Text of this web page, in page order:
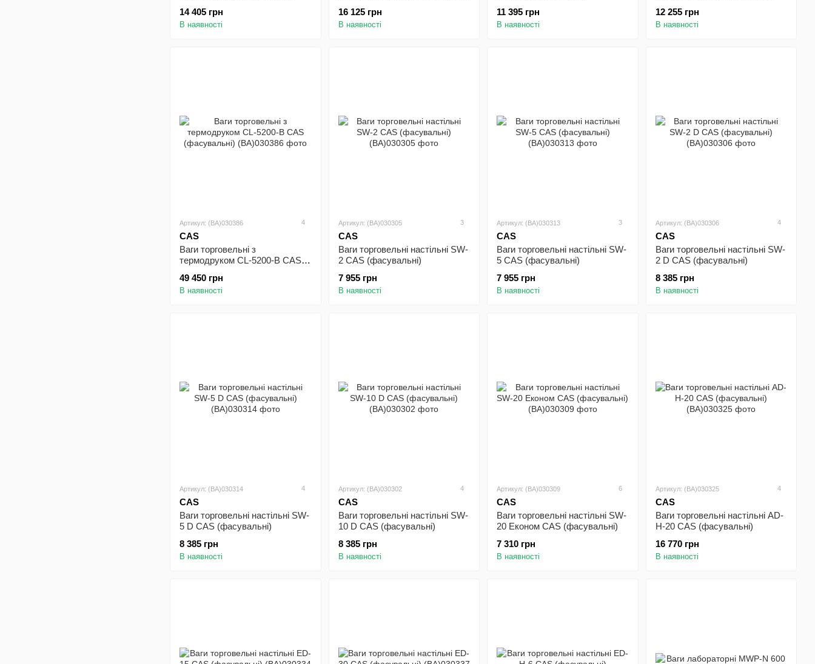
14 405 грн
В наявності
16 125 грн
В наявності
11 395 грн
В наявності
12 255 грн
В наявності
Артикул: (BA)030386 4
CAS
Ваги торговельні з
термодруком CL-5200-B CAS
49 450 грн
В наявності
Артикул: (BA)030305 3
CAS
Ваги торговельні настільні SW-
2 CAS (фасувальні)
7 955 грн
В наявності
Артикул: (BA)030313 3
CAS
Ваги торговельні настільні SW-
5 CAS (фасувальні)
7 955 грн
В наявності
Артикул: (BA)030306 4
CAS
Ваги торговельні настільні SW-
2 D CAS (фасувальні)
8 385 грн
В наявності
Артикул: (BA)030314 4
CAS
Ваги торговельні настільні SW-
5 D CAS (фасувальні)
8 385 грн
В наявності
Артикул: (BA)030302 4
CAS
Ваги торговельні настільні SW-
10 D CAS (фасувальні)
8 385 грн
В наявності
Артикул: (BA)030309 6
CAS
Ваги торговельні настільні SW-
20 Економ CAS (фасувальні)
7 310 грн
В наявності
Артикул: (BA)030325 4
CAS
Ваги торговельні настільні AD-
H-20 CAS (фасувальні)
16 770 грн
В наявності